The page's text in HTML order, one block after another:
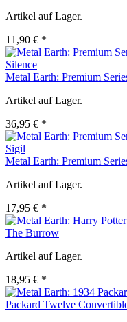
Artikel auf Lager.
11,90 € *
Metal Earth: Premium
Artikel auf Lager.
36,95 € *
Metal Earth: Premium
Artikel auf Lager.
17,95 € *
The Burrow
Artikel auf Lager.
18,95 € *
Packard Twelve